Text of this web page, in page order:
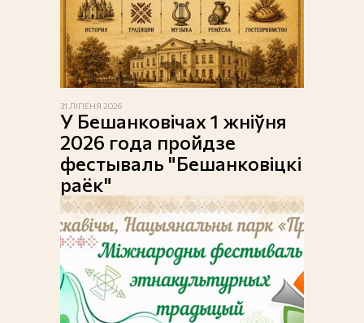
31 ЛІПЕНЯ 2026
У Бешанковічах 1 жніўня
2026 года пройдзе
фестываль "Бешанковіцкі
раёк"